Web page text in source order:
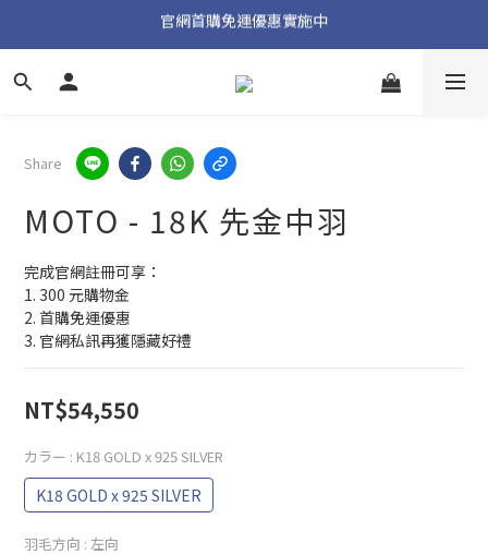
加入官方 LINE 獲取隱藏好禮
官網首購免運優惠實施中
Share
MOTO - 18K 先金中羽
完成官網註冊可享：
1. 300 元購物金
2. 首購免運優惠
3. 官網私訊再獲隱藏好禮
NT$54,550
カラー : K18 GOLD x 925 SILVER
K18 GOLD x 925 SILVER
羽毛方向 : 左向